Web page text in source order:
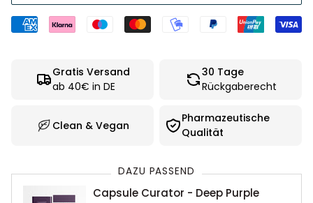
Gratis Versand
ab 40€ in DE
30 Tage
Rückgaberecht
Clean & Vegan
Pharmazeutische
Qualität
DAZU PASSEND
Capsule Curator - Deep Purple